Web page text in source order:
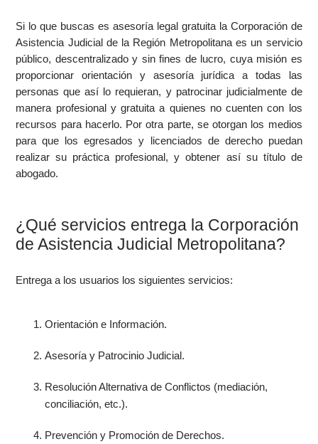
Si lo que buscas es asesoría legal gratuita la Corporación de
Asistencia Judicial de la Región Metropolitana es un servicio
público, descentralizado y sin fines de lucro, cuya misión es
proporcionar orientación y asesoría jurídica a todas las
personas que así lo requieran, y patrocinar judicialmente de
manera profesional y gratuita a quienes no cuenten con los
recursos para hacerlo. Por otra parte, se otorgan los medios
para que los egresados y licenciados de derecho puedan
realizar su práctica profesional, y obtener así su título de
abogado.
¿Qué servicios entrega la Corporación
de Asistencia Judicial Metropolitana?
Entrega a los usuarios los siguientes servicios:
Orientación e Información.
Asesoría y Patrocinio Judicial.
Resolución Alternativa de Conflictos (mediación,
conciliación, etc.).
Prevención y Promoción de Derechos.